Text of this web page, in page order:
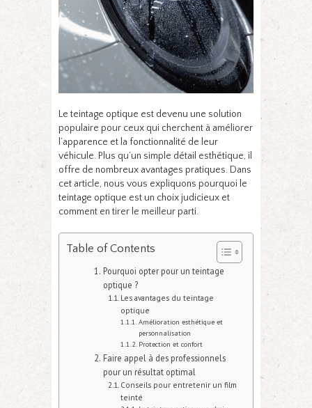
Le teintage optique est devenu une solution
populaire pour ceux qui cherchent à améliorer
l’apparence et la fonctionnalité de leur
véhicule. Plus qu’un simple détail esthétique, il
offre de nombreux avantages pratiques. Dans
cet article, nous vous expliquons pourquoi le
teintage optique est un choix judicieux et
comment en tirer le meilleur parti.
Table of Contents
Pourquoi opter pour un teintage
optique ?
Les avantages du teintage
optique
Amélioration esthétique et
personnalisation
Protection et confort
Faire appel à des professionnels
pour un résultat optimal
Conseils pour entretenir un film
teinté